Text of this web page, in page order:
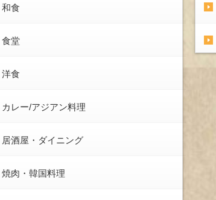
和食
食堂
洋食
カレー/アジアン料理
居酒屋・ダイニング
焼肉・韓国料理